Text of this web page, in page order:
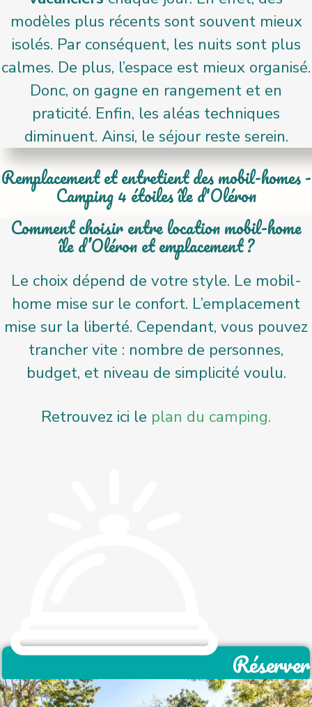
modèles plus récents sont souvent mieux
isolés. Par conséquent, les nuits sont plus
calmes. De plus, l’espace est mieux organisé.
Donc, on gagne en rangement et en
praticité. Enfin, les aléas techniques
diminuent. Ainsi, le séjour reste serein.
Remplacement et entretient des mobil-homes -
Camping 4 étoiles île d'Oléron
Comment choisir entre location mobil-home
île d’Oléron et emplacement ?
Le choix dépend de votre style. Le mobil-
home mise sur le confort. L’emplacement
mise sur la liberté. Cependant, vous pouvez
trancher vite : nombre de personnes,
budget, et niveau de simplicité voulu.
Retrouvez ici le plan du camping.
Réserver